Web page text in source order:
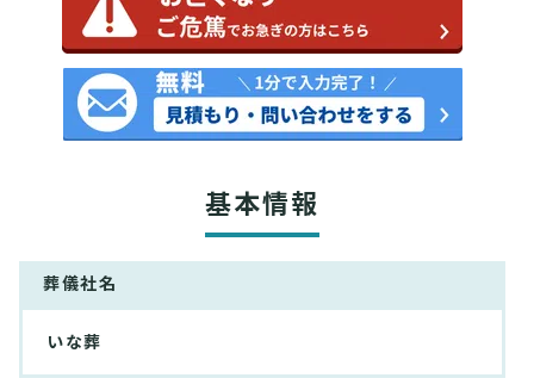
基本情報
葬儀社名
いな葬